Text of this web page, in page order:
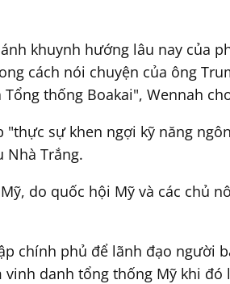
khuynh hướng lâu nay của
cách nói chuyện của ông
thống Boakai", Wennah
"thực sự khen ngợi kỹ năng
Trắng.
do quốc hội Mỹ và các chủ
chính phủ để lãnh đạo người
danh tổng thống Mỹ khi đó